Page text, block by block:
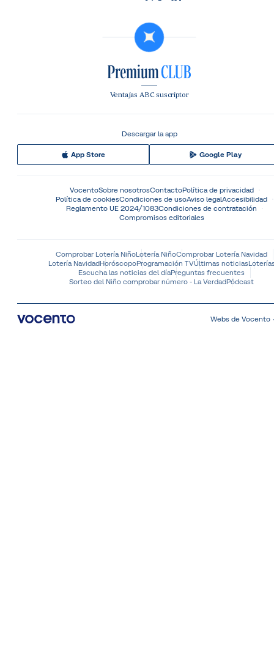
Ventajas ABC suscriptor
Descargar la app
App Store Google Play
VocentoSobre nosotrosContactoPolítica de privacidad
Política de cookiesCondiciones de usoAviso legalAccesibilidad
Reglamento UE 2024/1083Condiciones de contratación
Compromisos editoriales
Comprobar Lotería NiñoLotería NiñoComprobar Lotería Navidad
Lotería NavidadHoróscopoProgramación TVÚltimas noticias
Escucha las noticias del díaPreguntas frecuentes
Sorteo del Niño comprobar número - La VerdadPódcast
Webs de Vocento